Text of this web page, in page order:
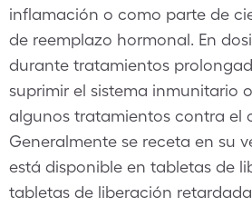
inflamación o como parte de
de reemplazo hormonal. En
durante tratamientos
suprimir el sistema inmunitario
algunos tratamientos contra el
Generalmente se receta en su
está disponible en tabletas de
tabletas de liberación